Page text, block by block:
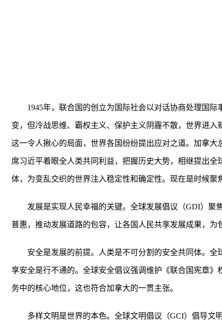
1945年，联合国的创立为国际社会以对话协商处理国
变，但冷战思维、霸权主义、保护主义阴霾不散，世界进
这一令人揪心的局面，世界各国纷纷提出应对之道。加拿
席习近平着眼全人类共同利益，把握历史大势，相继提出
体，为变乱交织的世界注入稳定性和确定性。现在是时候聚
发展是实现人民幸福的关键。全球发展倡议（GDI）聚
普惠，推动发展道路的包容，让各国人民共享发展成果，
安全是发展的前提。人类是不可分割的安全共同体。
享安全是行不通的。全球安全倡议强调维护《联合国宪章
务中的核心地位，这也符合加拿大的一贯主张。
多样文明是世界的本色。全球文明倡议（GCI）倡导文